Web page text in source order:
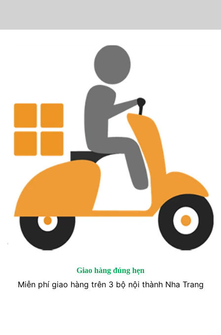
Giao hàng đúng hẹn
Miễn phí giao hàng trên 3 bộ nội thành Nha Trang